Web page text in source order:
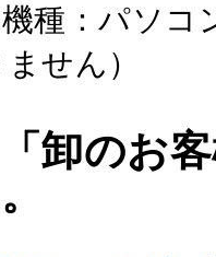
種：パソ
せん）
卸のお